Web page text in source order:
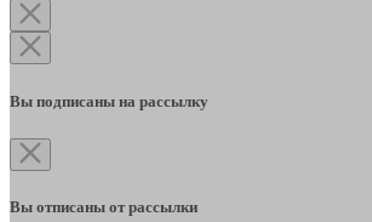
Вы подписаны на рассылку
Вы отписаны от рассылки